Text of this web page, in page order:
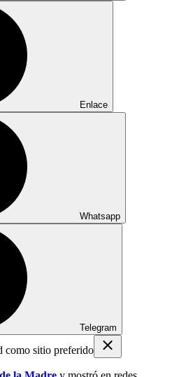
Enlace
Whatsapp
Telegram
como sitio preferido